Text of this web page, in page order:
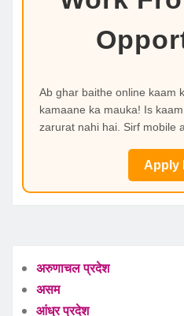
Ab ghar baithe online kaam
kamaane ka mauka! Is
zarurat nahi hai. Sirf mobile
Apply
अरुणाचल प्रदेश
असम
आंध्र प्रदेश